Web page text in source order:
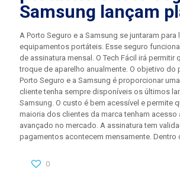
Samsung lançam
A Porto Seguro e a Samsung se juntaram para
equipamentos portáteis. Esse seguro
de assinatura mensal. O Tech Fácil irá permitir
troque de aparelho anualmente. O objetivo do
Porto Seguro e a Samsung é proporcionar
cliente tenha sempre disponíveis os últimos
Samsung. O custo é bem acessível e permite
maioria dos clientes da marca tenham acesso
avançado no mercado. A assinatura tem
pagamentos acontecem mensamente. Dentro
0